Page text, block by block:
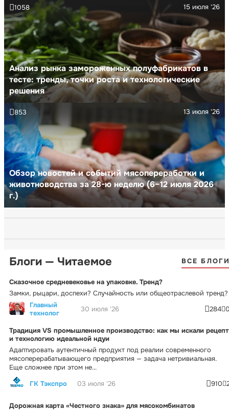
Анализ рынка замороженных полуфабрикатов в
тесте: тренды, точки роста и технологические
решения
15 июля '26
1058
Обзор новостей и событий мясопереработки и
животноводства за 28-ю неделю (6–12 июля 2026
г.)
13 июля '26
853
Блоги — Читаемое ВСЕ
Сказочное средневековье на упаковке. Тренд?
Замки, рыцари, доспехи? Случайность или общеотраслевой тренд?
Главный
технолог
30 июля '26 284
Традиция VS промышленное производство: как мы искали рецепт
и технологию идеальной ндуи
Адаптировать аутентичный продукт под реалии современного
мясоперерабатывающего предприятия — задача нетривиальная.
Еще сложнее при этом не...
ГК Тэкспро
03 июля '26 910
Дорожная карта «Честного знака» для мясокомбинатов